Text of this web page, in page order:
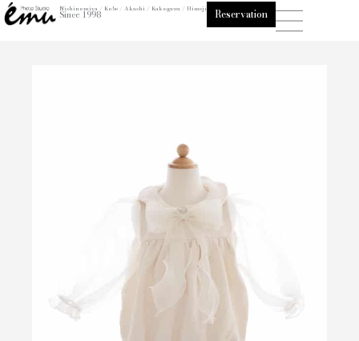
内
容
Nishinomiya / Kobe / Akashi / Kakogawa / Himeji
Since 1998 Reservation